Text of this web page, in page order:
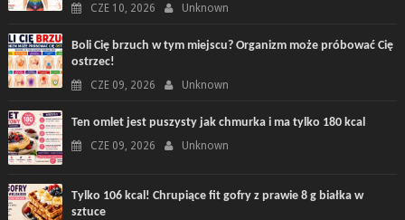
CZE 10, 2026 Unknown
Boli Cię brzuch w tym miejscu? Organizm może próbować Cię
ostrzec!
CZE 09, 2026 Unknown
Ten omlet jest puszysty jak chmurka i ma tylko 180 kcal
CZE 09, 2026 Unknown
Tylko 106 kcal! Chrupiące fit gofry z prawie 8 g białka w
sztuce